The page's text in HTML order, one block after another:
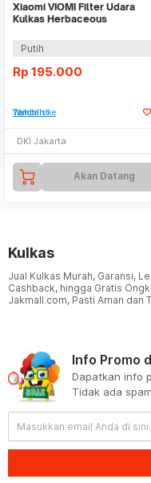
Xiaomi VIOMI Filter Udara
Kulkas Herbaceous
Putih
Rp 195.000
Tambah ke Watchlist
DKI Jakarta
Akan Datang
Kulkas
Jual Kulkas Murah, Garansi,
Cashback, hingga Gratis
Jakmall.com, Pasti Aman dan
Info Promo
Dapatkan info
Tidak ada